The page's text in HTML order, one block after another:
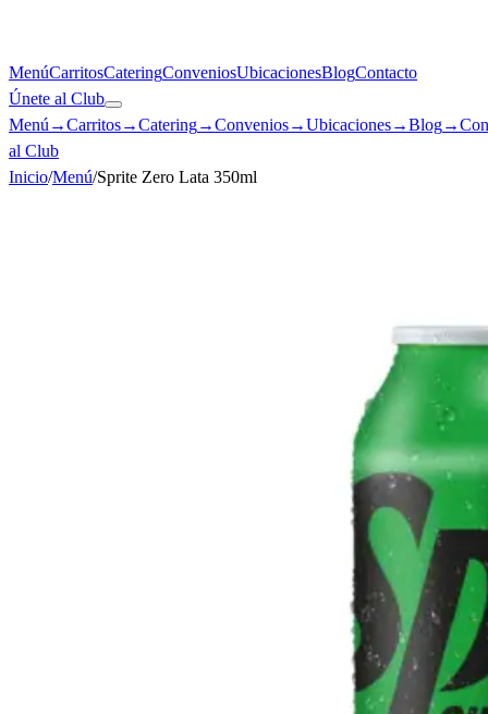
MenúCarritosCateringConveniosUbicacionesBlogContacto
Únete al Club
Menú →Carritos→Catering→Convenios→Ubicaciones→Blog→
al Club
Inicio/Menú/Sprite Zero Lata 350ml